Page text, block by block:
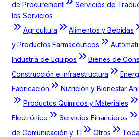
de Procurement
Servicios de
los Servicios
Agricultura
Alimentos y Bebidas
y Productos Farmacéuticos
Industria de Equipos
Bienes de
Construcción e infraestructura
Fabricación
Nutrición y Bienestar
Productos Químicos y Materiales
Electrónico
Servicios Financieros
de Comunicación y TI
Otros